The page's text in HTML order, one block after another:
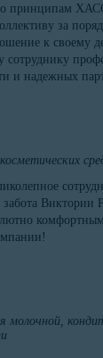
принципам
за
к своему
и надежных
Виктории
молочной,